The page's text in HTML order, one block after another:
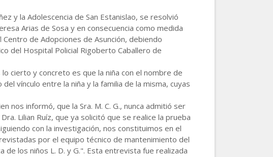
y la Adolescencia de San Estanislao, se resolvió
Arias de Sosa y en consecuencia como medida
de Adopciones de Asunción, debiendo
del Hospital Policial Rigoberto Caballero de
cierto y concreto es que la niña con el nombre de
vínculo entre la niña y la familia de la misma, cuyas
nos informó, que la Sra. M. C. G., nunca admitió ser
Lilian Ruíz, que ya solicitó que se realice la prueba
con la investigación, nos constituimos en el
por el equipo técnico de mantenimiento del
de los niños L. D. y G.". Esta entrevista fue realizada